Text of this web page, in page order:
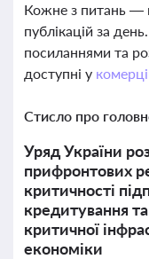
Кожне з питань —
публікацій за
посиланнями та
доступні у
Стисло про
Уряд України
прифронтових
критичності
кредитування
критичної
економіки